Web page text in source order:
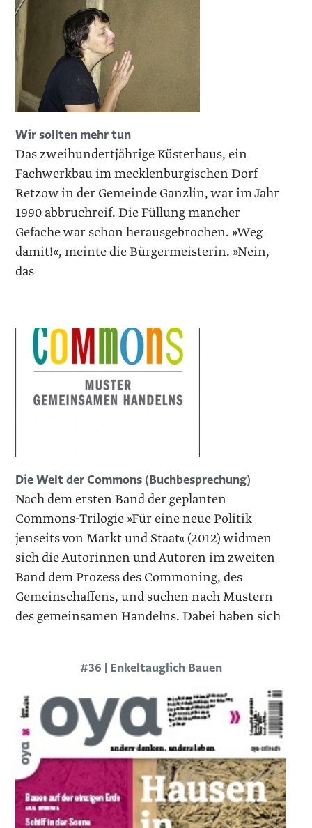
Wir sollten mehr tun
Das zweihundertjährige Küsterhaus, ein
Fachwerkbau im mecklenburgischen Dorf
Retzow in der Gemeinde Ganzlin, war im Jahr
1990 abbruchreif. Die Füllung mancher
Gefache war schon herausgebrochen. »Weg
damit!«, meinte die Bürgermeisterin. »Nein,
das
Die Welt der Commons (Buchbesprechung)
Nach dem ersten Band der geplanten
Commons-Trilogie »Für eine neue Politik
jenseits von Markt und Staat« (2012) widmen
sich die Autorinnen und Autoren im zweiten
Band dem Prozess des Commoning, des
Gemeinschaffens, und suchen nach Mustern
des gemeinsamen Handelns. Dabei haben sich
#36 | Enkeltauglich Bauen